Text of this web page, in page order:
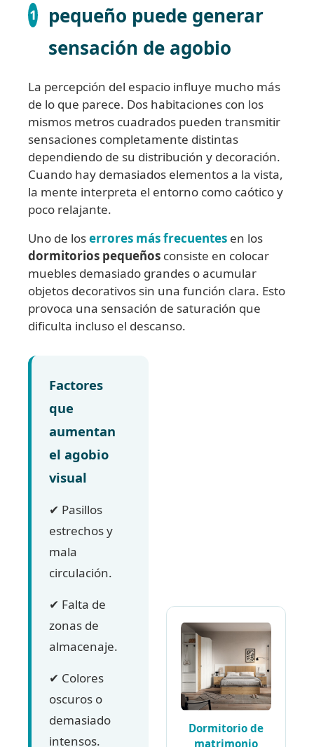
1
pequeño puede generar
sensación de agobio
La percepción del espacio influye mucho más
de lo que parece. Dos habitaciones con los
mismos metros cuadrados pueden transmitir
sensaciones completamente distintas
dependiendo de su distribución y decoración.
Cuando hay demasiados elementos a la vista,
la mente interpreta el entorno como caótico y
poco relajante.
Uno de loserrores más frecuentes en los
dormitorios pequeños consiste en colocar
muebles demasiado grandes o acumular
objetos decorativos sin una función clara. Esto
provoca una sensación de saturación que
dificulta incluso el descanso.
Factores
que
aumentan
el agobio
visual
✔ Pasillos
estrechos y
mala
circulación.
✔ Falta de
zonas de
almacenaje.
✔ Colores
oscuros o
demasiado
intensos.
Dormitorio de
matrimonio